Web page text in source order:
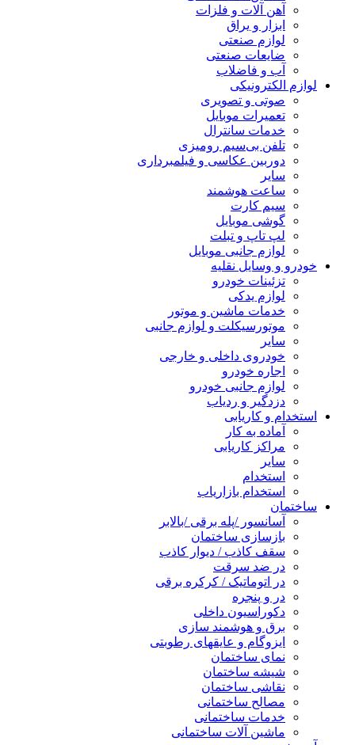
آهن آلات و فلزات
ابزار و یراق
لوازم صنعتی
ضایعات صنعتی
آب و فاضلاب
لوازم الکترونیکی
صوتی و تصویری
تعمیرات موبایل
خدمات سانترال
تلفن بی‌سیم رومیزی
دوربین عکاسی و فیلمبرداری
سایر
ساعت هوشمند
سیم کارت
گوشی موبایل
لپ تاپ و تبلت
لوازم جانبی موبایل
خودرو و وسایل نقلیه
تزئینات خودرو
لوازم یدکی
خدمات ماشین و موتور
موتورسیکلت و لوازم جانبی
سایر
خودروی داخلی و خارجی
اجاره خودرو
لوازم جانبی خودرو
دزدگیر و ردیاب
استخدام و کاریابی
آماده به کار
مراکز کاریابی
سایر
استخدام
استخدام بازاریاب
ساختمان
آسانسور /پله برقی /بالابر
بازسازی ساختمان
سقف کاذب / دیوار کاذب
در ضد سرقت
در اتوماتیک / کرکره برقی
در و پنجره
دکوراسیون داخلی
برق و هوشمند سازی
ایزوگام و عایقهای رطوبتی
نمای ساختمان
شیشه ساختمان
نقاشی ساختمان
مصالح ساختمانی
خدمات ساختمانی
ماشین آلات ساختمانی